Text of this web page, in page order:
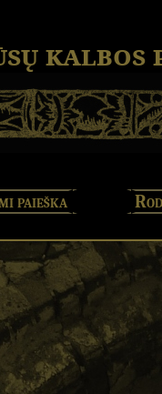
kalbos
paieška